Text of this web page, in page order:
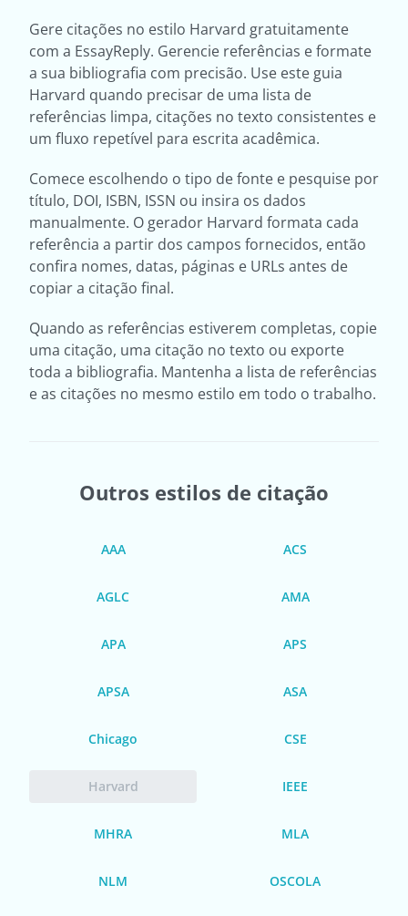
Gere citações no estilo Harvard gratuitamente
com a EssayReply. Gerencie referências e formate
a sua bibliografia com precisão. Use este guia
Harvard quando precisar de uma lista de
referências limpa, citações no texto consistentes e
um fluxo repetível para escrita acadêmica.
Comece escolhendo o tipo de fonte e pesquise por
título, DOI, ISBN, ISSN ou insira os dados
manualmente. O gerador Harvard formata cada
referência a partir dos campos fornecidos, então
confira nomes, datas, páginas e URLs antes de
copiar a citação final.
Quando as referências estiverem completas, copie
uma citação, uma citação no texto ou exporte
toda a bibliografia. Mantenha a lista de referências
e as citações no mesmo estilo em todo o trabalho.
Outros estilos de citação
AAA ACS
AGLC AMA
APA APS
APSA ASA
Chicago CSE
Harvard IEEE
MHRA MLA
NLM OSCOLA